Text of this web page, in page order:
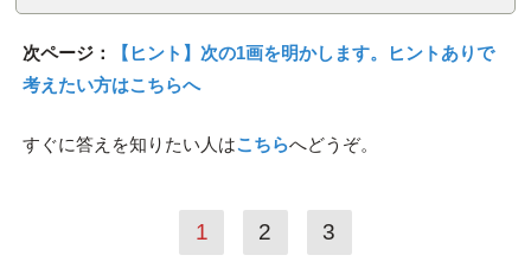
次ページ：
【ヒント】次の1画を明かします。ヒントありで
考えたい方はこちらへ
すぐに答えを知りたい人はこちらへどうぞ。
1 2 3